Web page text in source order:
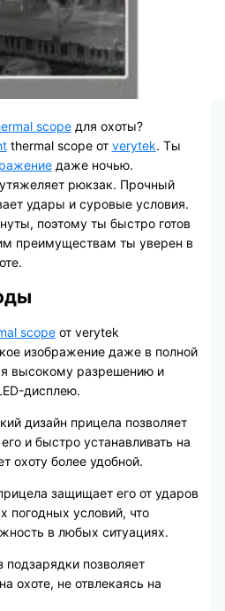
scopeдля охоты?
thermal scope от verytek. Ты
даже ночью.
рюкзак. Прочный
удары и суровые условия.
поэтому ты быстро готов
преимуществам ты уверен в
scopeот verytek
изображение даже в полной
высокому разрешению и
дисплею.
дизайн прицела позволяет
и быстро устанавливать на
охоту более удобной.
защищает его от ударов
погодных условий, что
в любых ситуациях.
подзарядки позволяет
охоте, не отвлекаясь на